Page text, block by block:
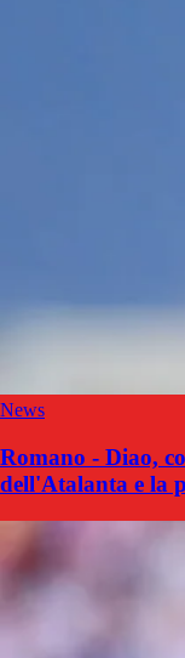
News
Romano - Diao,
dell'Atalanta e la